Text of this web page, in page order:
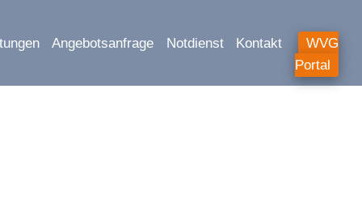
Angebotsanfrage Notdienst Kontakt
WVG
Portal